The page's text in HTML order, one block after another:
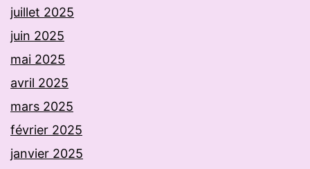
juillet 2025
juin 2025
mai 2025
avril 2025
mars 2025
février 2025
janvier 2025